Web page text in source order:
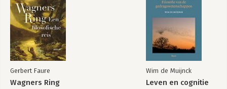
Gerbert Faure
Wagners Ring
Wim de Muijnck
Leven en cognitie